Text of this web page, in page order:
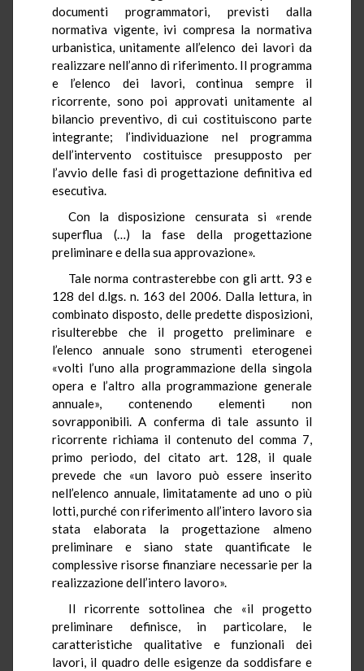
documenti programmatori, previsti dalla
normativa vigente, ivi compresa la normativa
urbanistica, unitamente all’elenco dei lavori da
realizzare nell’anno di riferimento. Il programma
e l’elenco dei lavori, continua sempre il
ricorrente, sono poi approvati unitamente al
bilancio preventivo, di cui costituiscono parte
integrante; l’individuazione nel programma
dell’intervento costituisce presupposto per
l’avvio delle fasi di progettazione definitiva ed
esecutiva.
Con la disposizione censurata si «rende
superflua (…) la fase della progettazione
preliminare e della sua approvazione».
Tale norma contrasterebbe con gli artt. 93 e
128 del d.lgs. n. 163 del 2006. Dalla lettura, in
combinato disposto, delle predette disposizioni,
risulterebbe che il progetto preliminare e
l’elenco annuale sono strumenti eterogenei
«volti l’uno alla programmazione della singola
opera e l’altro alla programmazione generale
annuale», contenendo elementi non
sovrapponibili. A conferma di tale assunto il
ricorrente richiama il contenuto del comma 7,
primo periodo, del citato art. 128, il quale
prevede che «un lavoro può essere inserito
nell’elenco annuale, limitatamente ad uno o più
lotti, purché con riferimento all’intero lavoro sia
stata elaborata la progettazione almeno
preliminare e siano state quantificate le
complessive risorse finanziare necessarie per la
realizzazione dell’intero lavoro».
Il ricorrente sottolinea che «il progetto
preliminare definisce, in particolare, le
caratteristiche qualitative e funzionali dei
lavori, il quadro delle esigenze da soddisfare e